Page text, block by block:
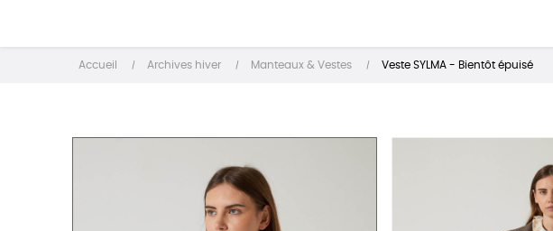
Accueil Archives hiver Manteaux & Vestes Veste SYLMA - Bientôt épuisé